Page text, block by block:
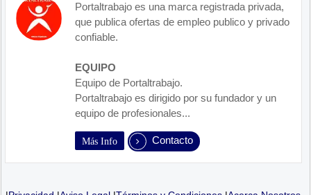
Portaltrabajo es una marca registrada privada,
que publica ofertas de empleo publico y privado
confiable.
EQUIPO
Equipo de Portaltrabajo.
Portaltrabajo es dirigido por su fundador y un
equipo de profesionales...
Más Info Contacto